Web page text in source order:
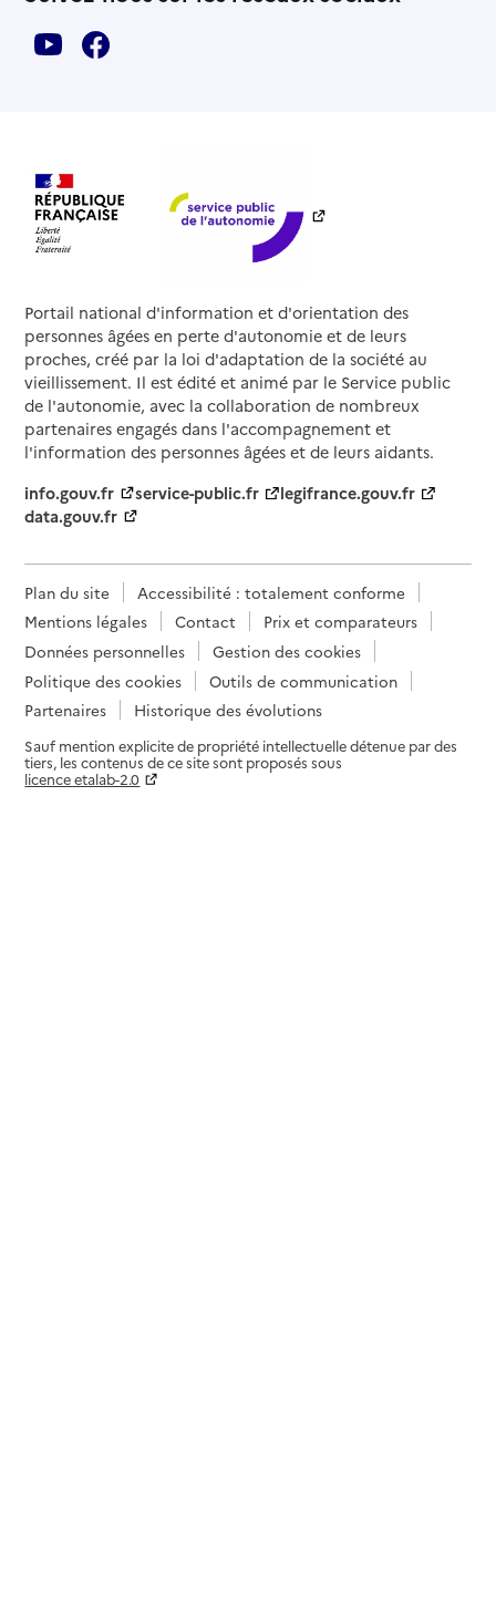
Portail national d'information et d'orientation des
personnes âgées en perte d'autonomie et de leurs
proches, créé par la loi d'adaptation de la société au
vieillissement. Il est édité et animé par le Service public
de l'autonomie, avec la collaboration de nombreux
partenaires engagés dans l'accompagnement et
l'information des personnes âgées et de leurs aidants.
info.gouv.fr
service-public.fr
legifrance.gouv.fr
data.gouv.fr
Plan du site
Accessibilité : totalement conforme
Mentions légales
Contact
Prix et comparateurs
Données personnelles
Gestion des cookies
Politique des cookies
Outils de communication
Partenaires
Historique des évolutions
Sauf mention explicite de propriété intellectuelle détenue par des
tiers, les contenus de ce site sont proposés sous
licence etalab-2.0